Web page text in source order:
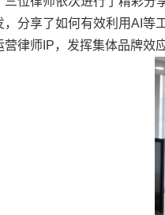
，分享了如何有效利用AI等
营律师IP，发挥集体品牌效应